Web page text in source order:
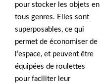
pour stocker les objets en
tous genres. Elles sont
superposables, ce qui
permet de économiser de
l’espace, et peuvent être
équipées de roulettes
pour faciliter leur